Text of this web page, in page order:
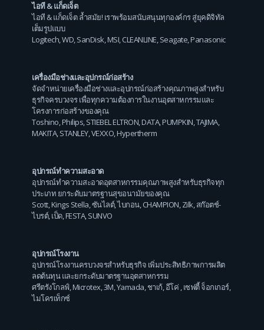
ไอที & แก็ดเจ็ต
ไอที & แก็ดเจ็ต ล้ำสมัย! เราพร้อมสนับสนุนทุกองค์กร สู่ยุคดิจิทัล
เต็มรูปแบบ
Logitech,WD,SanDisk,MSI,CLEANLINE,Seagate,Panasonic
เครื่องมือช่างและอุปกรณ์ก่อสร้าง
จัดจำหน่ายเครื่องมือช่างและอุปกรณ์ก่อสร้างคุณภาพสูงสำหรับ
ธุรกิจครบวงจร เพื่อทุกความต้องการในงานอุตสาหกรรมและ
โครงการก่อสร้างของคุณ
Toshino,Philips,STIEBEL ELTRON,DATA,PUMPKIN,TAJIMA,
MAKITA,STANLEY,VEXXO,Hypertherm
อุปกรณ์ทำความสะอาด
อุปกรณ์ทำความสะอาดอุตสาหกรรมคุณภาพสูงสำหรับธุรกิจทุก
ประเภท ยกระดับมาตรฐานสุขอนามัยของคุณ
Scott,Kings Stella,ซันไลต์,ไบกอน,CHAMPION,Zilk,สก๊อตช์-
ไบรต์,เป็ด,FESTA,SUNVO
อุปกรณ์โรงงาน
อุปกรณ์โรงงานครบวงจรสำหรับธุรกิจ เพิ่มประสิทธิภาพการผลิต
ลดต้นทุน และยกระดับมาตรฐานอุตสาหกรรม
ศรีตรังโกลฟ์,Microtex,3M,Yamada,ชาเก้,อีโค่ ,เซฟตี้ จ็อกเกอร์,
ไมโครเท็กซ์